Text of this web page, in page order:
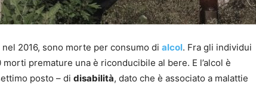
nel 2016, sono morte per consumo di alcol. Fra gli individui
premature una è riconducibile al bere. E l’alcol è
posto – di disabilità, dato che è associato a malattie